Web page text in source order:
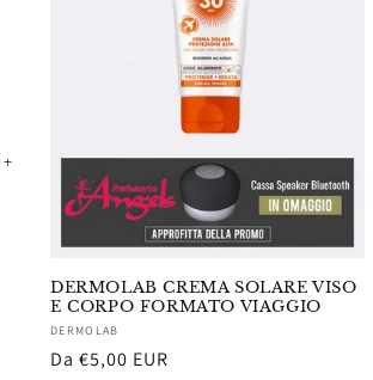
DERMOLAB CREMA SOLARE VISO
E CORPO FORMATO VIAGGIO
Fornitore:
DERMOLAB
Prezzo
Da €5,00 EUR